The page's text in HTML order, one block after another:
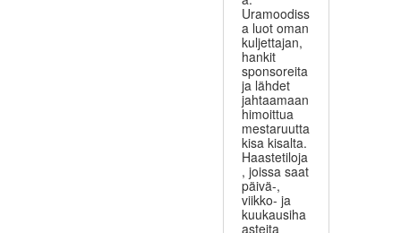
Uramoodiss
a luot oman
kuljettajan,
hankit
sponsoreita
ja lähdet
jahtaamaan
himoittua
mestaruutta
kisa kisalta.
Haastetiloja
, joissa saat
päivä-,
viikko- ja
kuukausiha
asteita